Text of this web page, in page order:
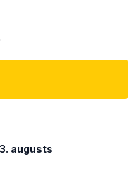
augusts